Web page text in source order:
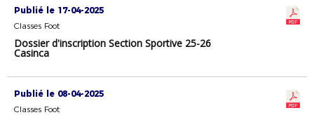
Publié le 17-04-2025
Classes Foot
Dossier d'inscription Section Sportive 25-26
Casinca
Publié le 08-04-2025
Classes Foot